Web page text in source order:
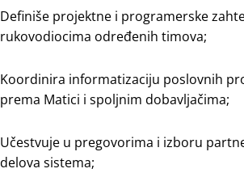
Definiše projektne i programerske
rukovodiocima određenih timova;
Koordinira informatizaciju poslovnih
prema Matici i spoljnim dobavljačima;
Učestvuje u pregovorima i izboru
delova sistema;